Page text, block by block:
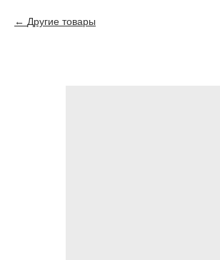
Другие товары